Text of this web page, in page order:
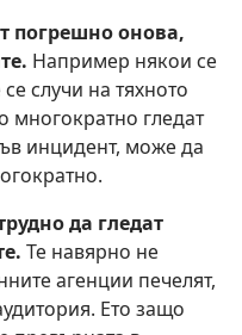
погрешно онова,
Например някои се
случи на тяхното
многократно гледат
инцидент, може да
да гледат
Те навярно не
агенции печелят,
Ето защо